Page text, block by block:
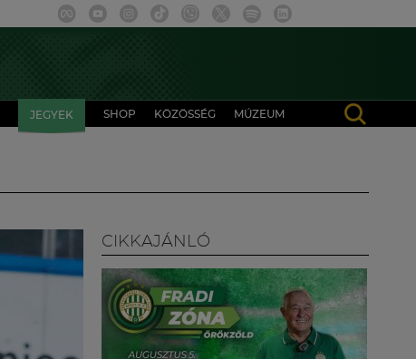
JEGYEK SHOP KÖZÖSSÉG MÚZEUM
CIKKAJÁNLÓ